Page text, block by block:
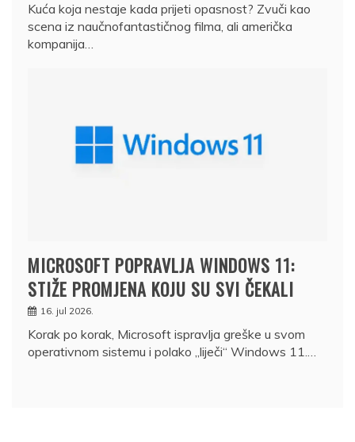
Kuća koja nestaje kada prijeti opasnost? Zvuči kao
scena iz naučnofantastičnog filma, ali američka
kompanija…
MICROSOFT POPRAVLJA WINDOWS 11:
STIŽE PROMJENA KOJU SU SVI ČEKALI
16. jul 2026.
Korak po korak, Microsoft ispravlja greške u svom
operativnom sistemu i polako „liječi“ Windows 11.…